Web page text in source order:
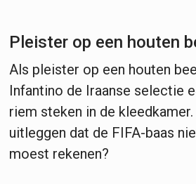
Pleister op een houten
Als pleister op een houten
Infantino de Iraanse selectie
riem steken in de
uitleggen dat de FIFA-baas
moest rekenen?